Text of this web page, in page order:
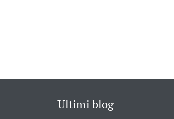
Ultimi blog